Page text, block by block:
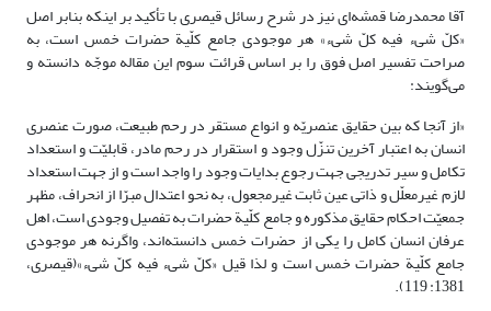
آقا محمدرضا قمشه‌ای نیز در شرح رسائل قیصری با تأکید بر اینکه بنابر اصل
«کلّ شیء فیه کلّ شیء» هر موجودی جامع کلّیة حضرات خمس است، به
صراحت تفسیر اصل فوق را بر اساس قرائت سوم این مقاله موجّه دانسته و
می‌گویند:
«از آنجا که بین حقایق عنصریّه و انواع مستقر در رحم طبیعت، صورت عنصری
انسان به اعتبار آخرین تنزّل وجود و استقرار در رحم مادر، قابلیّت و استعداد
تکامل و سیر تدریجی جهت رجوع بدایات وجود را واجد است و از جهت استعداد
لازم غیرمعلّل و ذاتی عین ثابت غیرمجعول، به نحو اعتدال مبرّا از انحراف، مظهر
جمعیّت احکام حقایق مذکوره و جامع کلّیة حضرات به تفصیل وجودی است، اهل
عرفان انسان کامل را یکی از حضرات خمس دانسته‌اند، واگرنه هر موجودی
جامع کلّیة حضرات خمس است و لذا قیل «کلّ شیء فیه کلّ شیء»(قیصری،
1381: 119).